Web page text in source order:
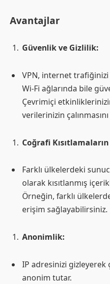
Avantajlar
Güvenlik ve Gizlilik:
VPN, internet trafiğinizi
Wi-Fi ağlarında bile
Çevrimiçi
verilerinizin
Coğrafi Kısıtlamaların
Farklı ülkelerdeki
olarak kısıtlanmış
Örneğin, farklı
erişim sağlayabilirsiniz.
Anonimlik:
IP adresinizi
anonim tutar.